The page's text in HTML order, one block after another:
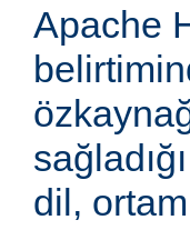
Apache
dil,